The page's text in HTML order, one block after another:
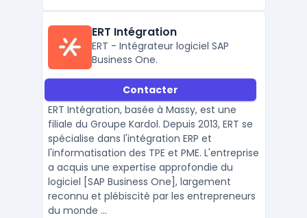
ERT Intégration
ERT - Intégrateur logiciel SAP
Business One.
Contacter
ERT Intégration, basée à Massy, est une
filiale du Groupe Kardol. Depuis 2013, ERT se
spécialise dans l'intégration ERP et
l'informatisation des TPE et PME. L'entreprise
a acquis une expertise approfondie du
logiciel [SAP Business One], largement
reconnu et plébiscité par les entrepreneurs
du monde ...